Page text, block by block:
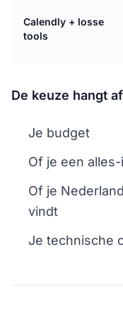
Calendly + losse
tools
De keuze hangt
Je budget
Of je een
Of je
vindt
Je technische